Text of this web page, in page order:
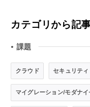
カテゴリから記
● 課題
クラウド セキュリティ
マイグレーション/モダナ